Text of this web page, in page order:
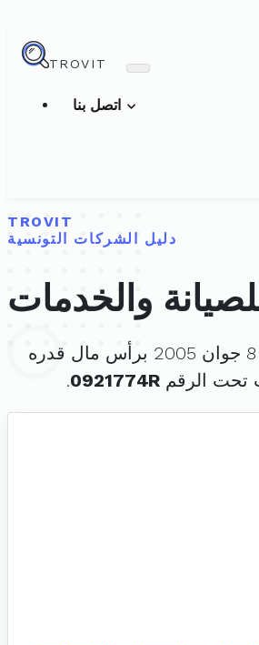
TROVIT
TROVIT
دليل الشركات التونسية
والخدمات
تحت الرقم 0921774R
.